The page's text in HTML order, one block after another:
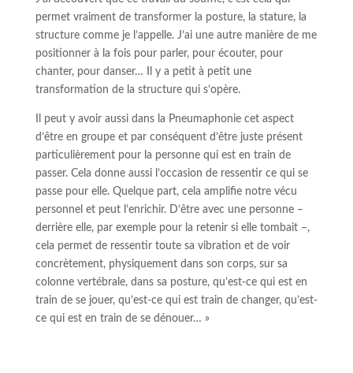
permet vraiment de transformer la posture, la stature, la
structure comme je l’appelle. J’ai une autre manière de me
positionner à la fois pour parler, pour écouter, pour
chanter, pour danser… Il y a petit à petit une
transformation de la structure qui s’opère.
Il peut y avoir aussi dans la Pneumaphonie cet aspect
d’être en groupe et par conséquent d’être juste présent
particulièrement pour la personne qui est en train de
passer. Cela donne aussi l’occasion de ressentir ce qui se
passe pour elle. Quelque part, cela amplifie notre vécu
personnel et peut l’enrichir. D’être avec une personne –
derrière elle, par exemple pour la retenir si elle tombait –,
cela permet de ressentir toute sa vibration et de voir
concrètement, physiquement dans son corps, sur sa
colonne vertébrale, dans sa posture, qu’est-ce qui est en
train de se jouer, qu’est-ce qui est train de changer, qu’est-
ce qui est en train de se dénouer… »